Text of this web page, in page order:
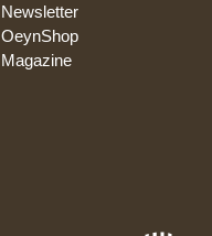
Newsletter
OeynShop
Magazine